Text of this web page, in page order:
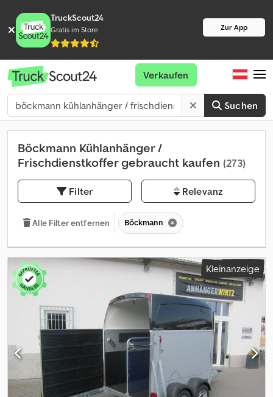
TruckScout24
Gratis im Store Zur App
Suchen
Verkaufen
Böckmann Kühlanhänger /
Frischdienstkoffer gebraucht kaufen (273)
Filter Relevanz
Alle Filter entfernen Böckmann
Kleinanzeige